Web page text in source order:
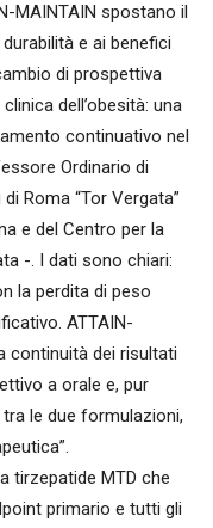
MAINTAIN spostano il
e ai benefici
di prospettiva
dell’obesità: una
continuativo nel
Ordinario di
Roma “Tor Vergata”
e del Centro per la
-. I dati sono chiari:
la perdita di peso
ATTAIN-
continuità dei risultati
a orale e, pur
le due formulazioni,
tirzepatide MTD che
primario e tutti gli